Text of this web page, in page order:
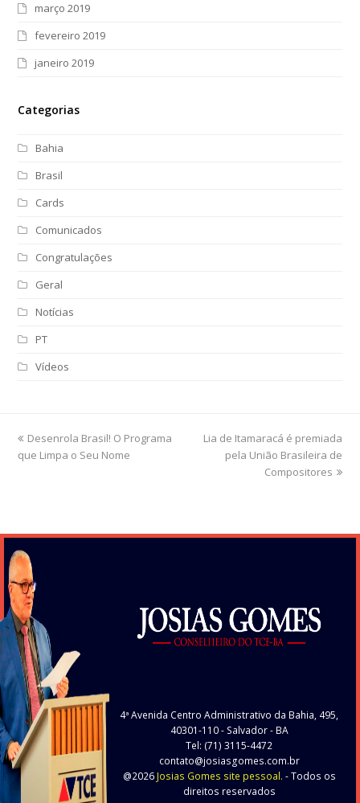
março 2019
fevereiro 2019
janeiro 2019
Categorias
Bahia
Brasil
Cards
Comunicados
Congratulações
Geral
Notícias
PT
Vídeos
previous
post:
Desenrola Brasil! O Programa
que Limpa o Seu Nome
next
post:
Lia de Itamaracá é premiada
pela União Brasileira de
Compositores
4ª Avenida Centro Administrativo da Bahia, 495,
40301-110- Salvador - BA
Tel: (71) 3115-4472
contato@josiasgomes.com.br
@2026 Josias Gomes site pessoal. - Todos os
direitos reservados